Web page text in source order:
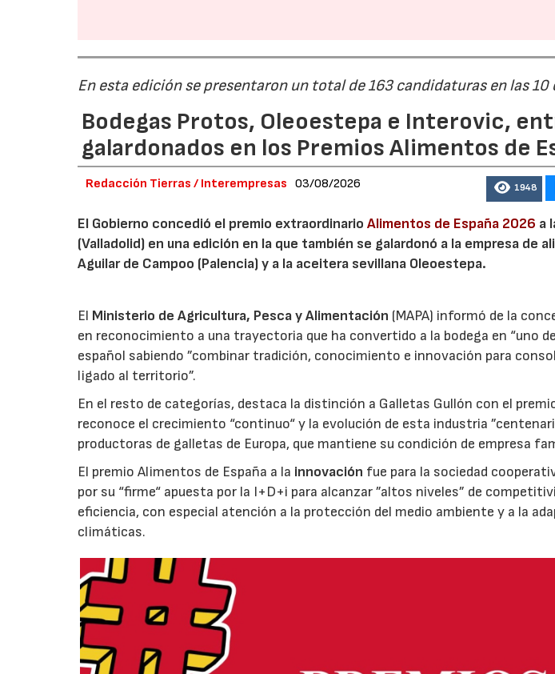
En esta edición se presentaron un total de 163 candidaturas en las
Bodegas Protos, Oleoestepa e Interovic,
galardonados en los Premios Alimentos de
Redacción Tierras / Interempresas 03/08/2026 1948
El Gobierno concedió el premio extraordinarioAlimentos de España 2026 a
(Valladolid) en una edición en la que también se galardonó a la empresa de
Aguilar de Campoo (Palencia) y a la aceitera sevillana Oleoestepa.
El Ministerio de Agricultura, Pesca y Alimentación (MAPA) informó de la
en reconocimiento a una trayectoria que ha convertido a la bodega en “uno
español sabiendo ”combinar tradición, conocimiento e innovación para
ligado al territorio”.
En el resto de categorías, destaca la distinción a Galletas Gullón con el
reconoce el crecimiento “continuo“ y la evolución de esta industria
productoras de galletas de Europa, que mantiene su condición de empresa
El premio Alimentos de España a la innovación fue para la sociedad
por su “firme“ apuesta por la I+D+i para alcanzar ”altos niveles” de
eficiencia, con especial atención a la protección del medio ambiente y a la
climáticas.